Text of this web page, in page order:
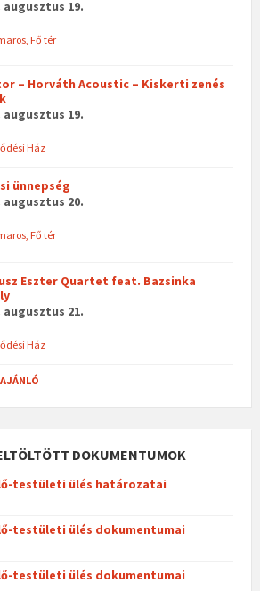
augusztus 19.
Fő tér
– Horváth Acoustic – Kiskerti zenés
augusztus 19.
Ház
ünnepség
augusztus 20.
Fő tér
Eszter Quartet feat. Bazsinka
augusztus 21.
Ház
DOKUMENTUMOK
testületi ülés határozatai
testületi ülés dokumentumai
testületi ülés dokumentumai